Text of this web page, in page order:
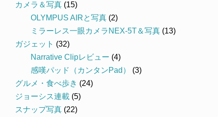
カメラ＆写真 (15)
OLYMPUS AIRと写真 (2)
ミラーレス一眼カメラNEX-5T＆写真 (13)
ガジェット (32)
Narrative Clipレビュー (4)
感嘆パッド（カンタンPad）
(3)
グルメ・食べ歩き (24)
ジョーシス連載 (5)
スナップ写真 (22)